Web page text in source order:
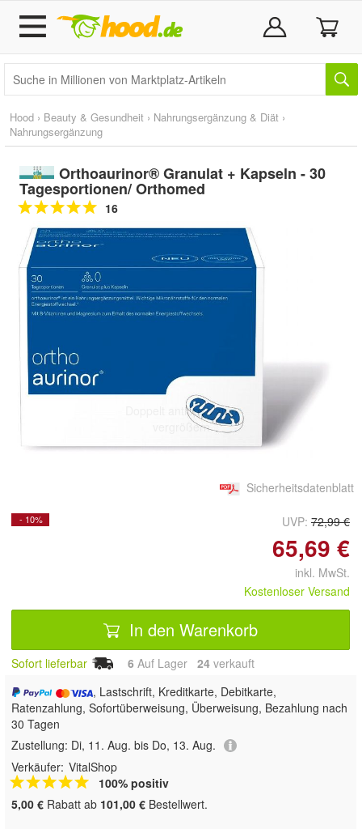
Hood › Beauty & Gesundheit › Nahrungsergänzung & Diät ›
Nahrungsergänzung
Orthoaurinor® Granulat + Kapseln - 30
Tagesportionen/ Orthomed
16
Doppelt antippen zum
vergrößern
Sicherheitsdatenblatt
- 10% UVP: 72,99 €
65,69 €
inkl. MwSt.
Kostenloser Versand
In den Warenkorb
Sofort lieferbar 6 Auf Lager 24 verkauft
, Lastschrift, Kreditkarte, Debitkarte,
Ratenzahlung, Sofortüberweisung, Überweisung, Bezahlung nach
30 Tagen
Zustellung: Di, 11. Aug. bis Do, 13. Aug.
Verkäufer: VitalShop
100% positiv
5,00 € Rabatt ab 101,00 € Bestellwert.